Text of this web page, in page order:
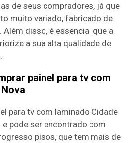
de seus compradores, já que
muito variado, fabricado de
disso, é essencial que a
a sua alta qualidade de
painel para tv com
para tv com laminado Cidade
e pode ser encontrado com
pisos, que tem mais de